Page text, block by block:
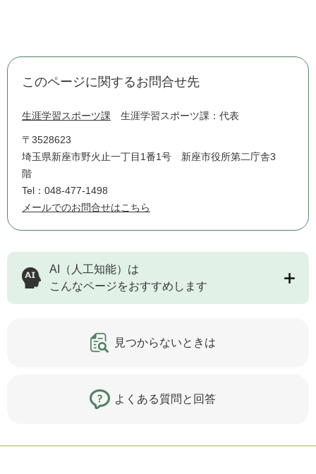
このページに関するお問合せ先
生涯学習スポーツ課 生涯学習スポーツ課：代表
〒3528623
埼玉県新座市野火止一丁目1番1号 新座市役所第二庁舎3
階
Tel：048-477-1498
メールでのお問合せはこちら
AI（人工知能）は
こんなページをおすすめします
見つからないときは
よくある質問と回答